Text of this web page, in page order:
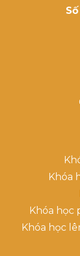
Khóa
Khóa học
Khóa học